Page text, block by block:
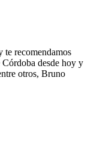
te recomendamos
Córdoba desde hoy y
otros, Bruno